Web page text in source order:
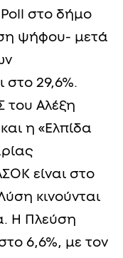
στο δήμο
ψήφου- μετά
29,6%.
του Αλέξη
η «Ελπίδα
είναι στο
κινούνται
Η Πλεύση
6,6%, με τον